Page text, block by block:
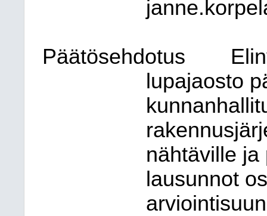
Päätösehdotus
lupajaosto
nähtäville ja
lausunnot